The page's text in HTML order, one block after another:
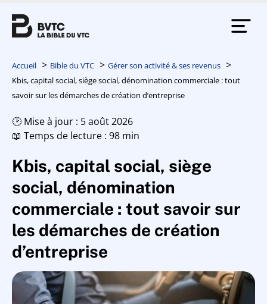
Accueil Bible du VTC
Gérer son activité & ses revenus
Kbis, capital social, siège social, dénomination commerciale : tout
savoir sur les démarches de création d’entreprise
🕑 Mise à jour : 5 août 2026
📖 Temps de lecture : 98 min
Kbis, capital social, siège
social, dénomination
commerciale : tout savoir sur
les démarches de création
d’entreprise